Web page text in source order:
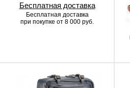
Бесплатная доставка
Бесплатная доставка
при покупке от 8 000 руб.